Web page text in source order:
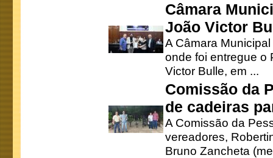
Câmara
João Victor
A Câmara
onde foi entregue o
Victor Bulle, em ...
Comissão da
de cadeiras
A Comissão da
vereadores,
Bruno Zancheta